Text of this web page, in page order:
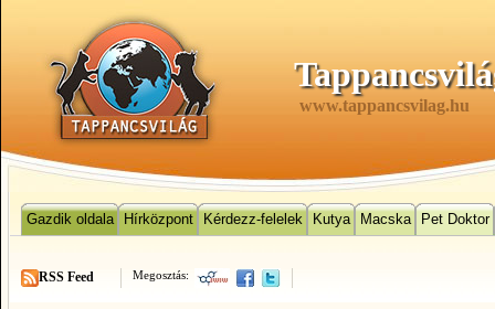
www.tappancsvilag.hu
Gazdik oldala Hírközpont Kérdezz-felelek Kutya Macska Pet Doktor
Megosztás:
RSS Feed